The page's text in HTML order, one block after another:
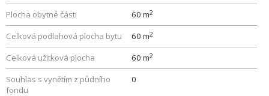
Plocha obytné části
60 m2
Celková podlahová plocha bytu 60 m2
Celková užitková plocha 60 m2
Souhlas s vynětím z půdního
fondu
0